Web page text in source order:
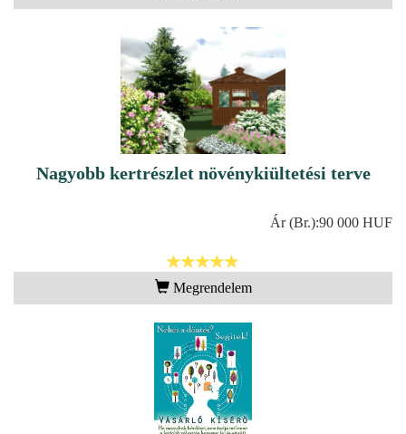
Nagyobb kertrészlet növénykiültetési terve
Ár (Br.):90 000 HUF
Megrendelem